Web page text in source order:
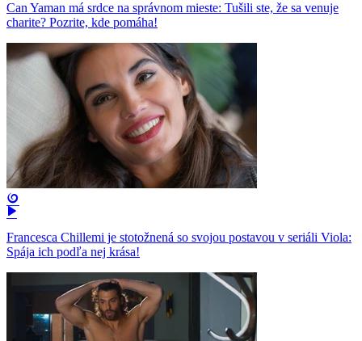
Can Yaman má srdce na správnom mieste: Tušili ste, že sa venuje
charite? Pozrite, kde pomáha!
Francesca Chillemi je stotožnená so svojou postavou v seriáli Viola:
Spája ich podľa nej krása!